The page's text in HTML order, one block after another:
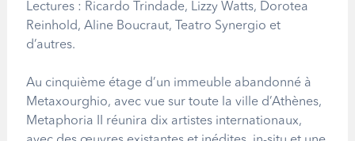
Lectures : Ricardo Trindade, Lizzy Watts, Dorotea
Reinhold, Aline Boucraut, Teatro Synergio et
d’autres.
Au cinquième étage d’un immeuble abandonné à
Metaxourghio, avec vue sur toute la ville d’Athènes,
Metaphoria II réunira dix artistes internationaux,